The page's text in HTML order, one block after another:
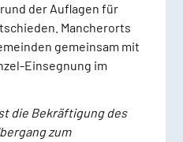
der Auflagen für
Mancherorts
gemeinsam mit
Einsegnung im
die Bekräftigung des
zum